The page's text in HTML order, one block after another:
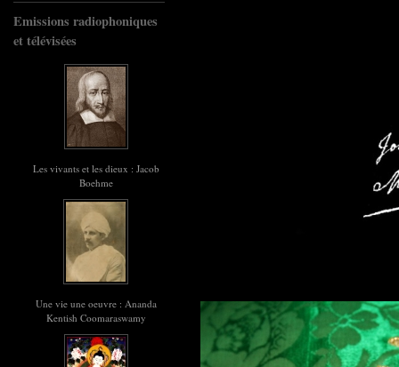
Emissions radiophoniques
et télévisées
Les vivants et les dieux : Jacob
Boehme
Une vie une oeuvre : Ananda
Kentish Coomaraswamy